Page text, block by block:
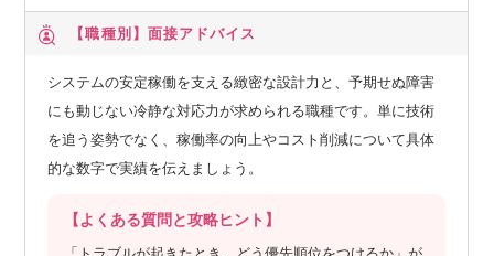
【職種別】 面接アドバイス
システムの安定稼働を支える緻密な設計力と、予期せぬ障害
にも動じない冷静な対応力が求められる職種です。単に技術
を追う姿勢でなく、稼働率の向上やコスト削減について具体
的な数字で実績を伝えましょう。
【よくある質問と攻略ヒント】